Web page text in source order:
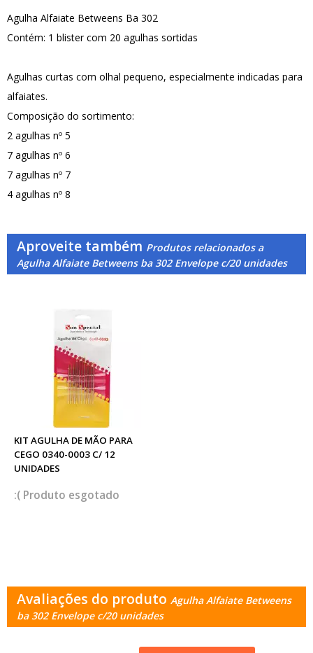
Agulha Alfaiate Betweens Ba 302
Contém: 1 blister com 20 agulhas sortidas
Agulhas curtas com olhal pequeno, especialmente indicadas para
alfaiates.
Composição do sortimento:
2 agulhas nº 5
7 agulhas nº 6
7 agulhas nº 7
4 agulhas nº 8
Aproveite também Produtos relacionados a
Agulha Alfaiate Betweens ba 302 Envelope c/20 unidades
KIT AGULHA DE MÃO PARA
CEGO 0340-0003 C/ 12
UNIDADES
esgotado
Avaliações do produto Agulha Alfaiate Betweens
ba 302 Envelope c/20 unidades